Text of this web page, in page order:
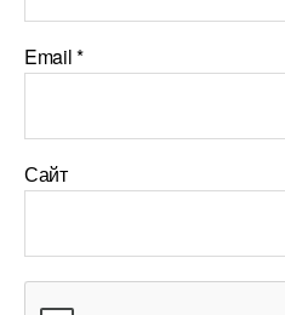
Email*
Сайт